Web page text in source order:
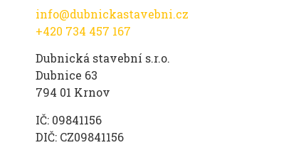
info@dubnickastavebni.cz
+420 734 457 167
Dubnická stavební s.r.o.
Dubnice 63
794 01 Krnov
IČ: 09841156
DIČ: CZ09841156